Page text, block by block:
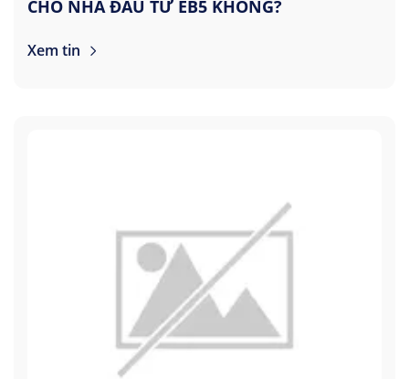
CHO NHÀ ĐẦU TƯ EB5 KHÔNG?
Xem tin